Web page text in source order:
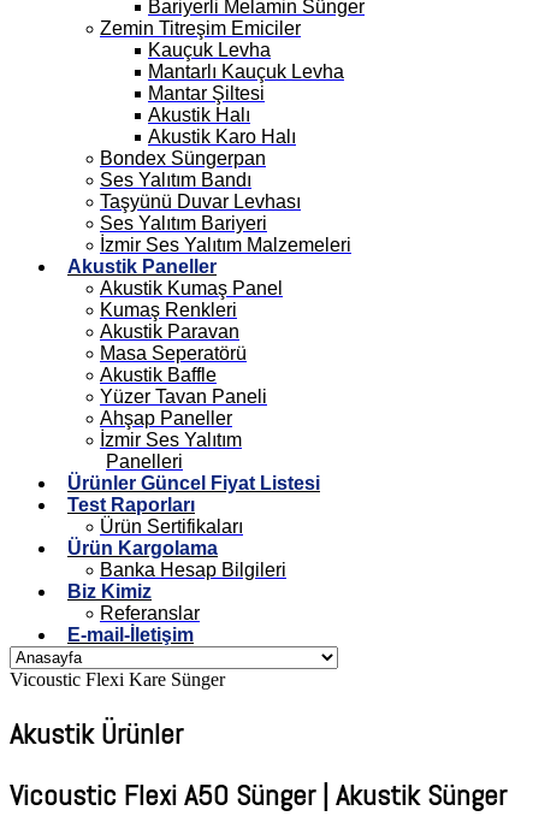
Bariyerli Melamin Sünger
Zemin Titreşim Emiciler
Kauçuk Levha
Mantarlı Kauçuk Levha
Mantar Şiltesi
Akustik Halı
Akustik Karo Halı
Bondex Süngerpan
Ses Yalıtım Bandı
Taşyünü Duvar Levhası
Ses Yalıtım Bariyeri
İzmir Ses Yalıtım Malzemeleri
Akustik Paneller
Akustik Kumaş Panel
Kumaş Renkleri
Akustik Paravan
Masa Seperatörü
Akustik Baffle
Yüzer Tavan Paneli
Ahşap Paneller
İzmir Ses Yalıtım
Panelleri
Ürünler Güncel Fiyat Listesi
Test Raporları
Ürün Sertifikaları
Ürün Kargolama
Banka Hesap Bilgileri
Biz Kimiz
Referanslar
E-mail-İletişim
Vicoustic Flexi Kare Sünger
Akustik Ürünler
Vicoustic Flexi A50 Sünger | Akustik Sünger